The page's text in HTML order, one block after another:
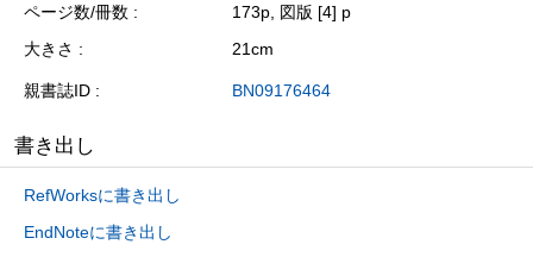
ページ数/冊数
173p, 図版 [4] p
大きさ
21cm
親書誌ID BN09176464
書き出し
RefWorksに書き出し
EndNoteに書き出し